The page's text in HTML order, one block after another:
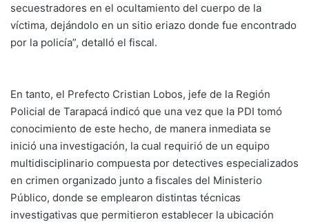
secuestradores en el ocultamiento del cuerpo de la
víctima, dejándolo en un sitio eriazo donde fue encontrado
por la policía”, detalló el fiscal.
En tanto, el Prefecto Cristian Lobos, jefe de la Región
Policial de Tarapacá indicó que una vez que la PDI tomó
conocimiento de este hecho, de manera inmediata se
inició una investigación, la cual requirió de un equipo
multidisciplinario compuesta por detectives especializados
en crimen organizado junto a fiscales del Ministerio
Público, donde se emplearon distintas técnicas
investigativas que permitieron establecer la ubicación